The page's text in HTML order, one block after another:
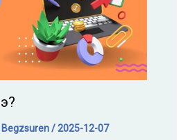
/2025-12-07